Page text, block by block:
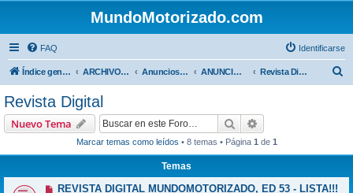
MundoMotorizado.com
FAQ Identificarse
Índice general ARCHIVO HASTA 2018 Anuncios de www.mundomotorizado.com ANUNCIOS - RIFAS Y CONCURSOS Revista Digital
Revista Digital
Nuevo Tema Buscar
Marcar temas como leídos • 8 temas • Página 1 de 1
Temas
REVISTA DIGITAL MUNDOMOTORIZADO, ED 53 - LISTA!!!